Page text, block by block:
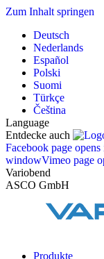
Zum Inhalt springen
Deutsch
Nederlands
Español
Polski
Suomi
Türkçe
Čeština
Language
Entdecke auch
Facebook page
windowVimeo page
Variobend
ASCO GmbH
Produkte